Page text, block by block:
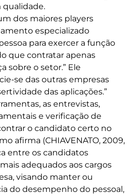
qualidade.
dos maiores players
especializado
para exercer a função
que contratar apenas
sobre o setor.” Ele
se das outras empresas
das aplicações.”
as entrevistas,
e verificação de
o candidato certo no
afirma (CHIAVENATO, 2009,
entre os candidatos
adequados aos cargos
visando manter ou
do desempenho do pessoal,